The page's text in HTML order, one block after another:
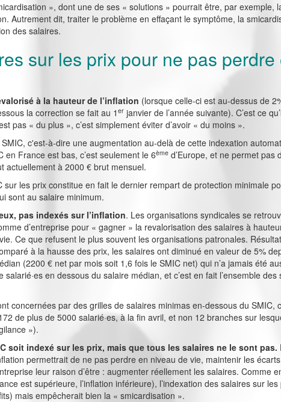
», dont une de ses « solutions » pourrait être, par exemple,
Autrement dit, traiter le problème en effaçant le symptôme, la
des salaires.
sur les prix pour ne pas perdre
à la hauteur de l’inflation (lorsque celle-ci est au-dessus de
la correction se fait au 1 er janvier de l’année suivante). C’est ce
pas « du plus », c’est simplement éviter d’avoir « du moins ».
c'est-à-dire une augmentation au-delà de cette indexation
France est bas, c’est seulement le 6ème d’Europe, et ne permet pas
actuellement à 2000 € brut mensuel.
sur les prix constitue en fait le dernier rempart de protection minimale
sont au salaire minimum.
pas indexés sur l’inflation. Les organisations syndicales se
d’entreprise pour « gagner » la revalorisation des salaires à
Ce que refusent le plus souvent les organisations patronales.
à la hausse des prix, les salaires ont diminué en valeur de 5%
(2200 € net par mois soit 1,6 fois le SMIC net) qui n’a jamais été
en dessous du salaire médian, et c’est en fait l’ensemble
concernées par des grilles de salaires minimas en-dessous du SMIC,
de plus de 5000 salarié·es, à la fin avril, et non 12 branches sur
»).
soit indexé sur les prix, mais que tous les salaires ne le sont pas.
permettrait de ne pas perdre en niveau de vie, maintenir les
leur raison d’être : augmenter réellement les salaires. Comme
est supérieure, l’inflation inférieure), l’indexation des salaires sur les
mais empêcherait bien la « smicardisation ».